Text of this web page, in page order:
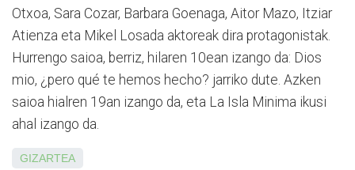
Otxoa, Sara Cozar, Barbara Goenaga, Aitor Mazo, Itziar
Atienza eta Mikel Losada aktoreak dira protagonistak.
Hurrengo saioa, berriz, hilaren 10ean izango da: Dios
mio, ¿pero qué te hemos hecho? jarriko dute. Azken
saioa hialren 19an izango da, eta La Isla Minima ikusi
ahal izango da.
GIZARTEA